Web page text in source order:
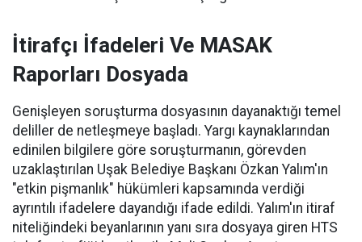
İtirafçı İfadeleri Ve MASAK
Raporları Dosyada
Genişleyen soruşturma dosyasının dayanaktığı temel
deliller de netleşmeye başladı. Yargı kaynaklarından
edinilen bilgilere göre soruşturmanın, görevden
uzaklaştırılan Uşak Belediye Başkanı Özkan Yalım'ın
"etkin pişmanlık" hükümleri kapsamında verdiği
ayrıntılı ifadelere dayandığı ifade edildi. Yalım'ın itiraf
niteliğindeki beyanlarının yanı sıra dosyaya giren HTS